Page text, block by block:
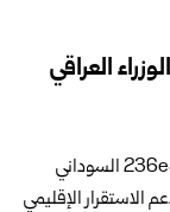
العراقي